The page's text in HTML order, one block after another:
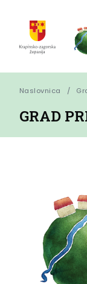
Naslovnica
GRAD